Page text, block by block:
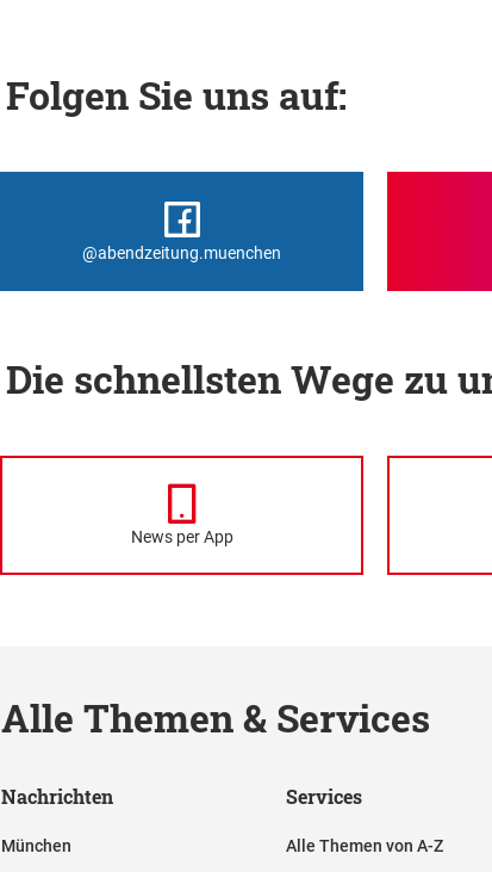
Folgen Sie uns auf:
@abendzeitung.muenchen
Die schnellsten Wege zu
News per App
Alle Themen & Services
Nachrichten
München
Services
Alle Themen von A-Z